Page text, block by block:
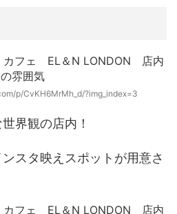
p/CvKH6MrMh_d/?img_index=3
界観の店内！
スタ映えスポットが用意さ